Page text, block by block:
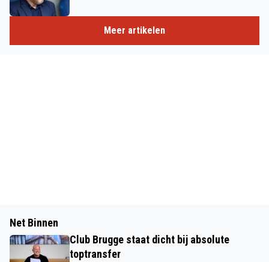
Meer artikelen
Net Binnen
Club Brugge staat dicht bij absolute
toptransfer